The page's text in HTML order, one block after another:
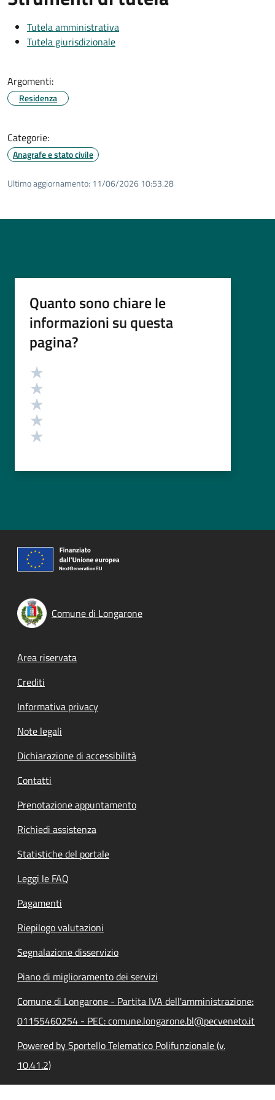
Tutela amministrativa
Tutela giurisdizionale
Argomenti:
Residenza
Categorie:
Anagrafe e stato civile
Ultimo aggiornamento: 11/06/2026 10:53.28
Quanto sono chiare le
informazioni su questa
pagina?
Valutazione
Comune di Longarone
Footer menu
Area riservata
Crediti
Informativa privacy
Note legali
Dichiarazione di accessibilità
Contatti
Prenotazione appuntamento
Richiedi assistenza
Statistiche del portale
Leggi le FAQ
Pagamenti
Riepilogo valutazioni
Segnalazione disservizio
Piano di miglioramento dei servizi
Comune di Longarone - Partita IVA dell'amministrazione:
01155460254 - PEC: comune.longarone.bl@pecveneto.it
Powered by Sportello Telematico Polifunzionale (v.
10.41.2)